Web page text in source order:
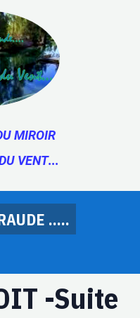
MIROIR
VENT...
.....
-Suite